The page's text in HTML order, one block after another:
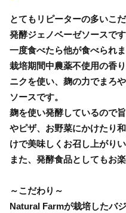
とてもリピーターの多いこ
発酵ジェノベーゼソースです
一度食べたら他が食べられ
栽培期間中農薬不使用の香
ニクを使い、麹の力でまろ
ソースです。
麹を使い発酵しているので
やピザ、お野菜にかけたり
けで美味しくお召し上がりい
また、発酵食品としてもお
～こだわり～
Natural Farmが栽培したバ